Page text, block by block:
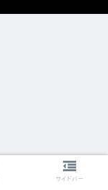
サイドバー